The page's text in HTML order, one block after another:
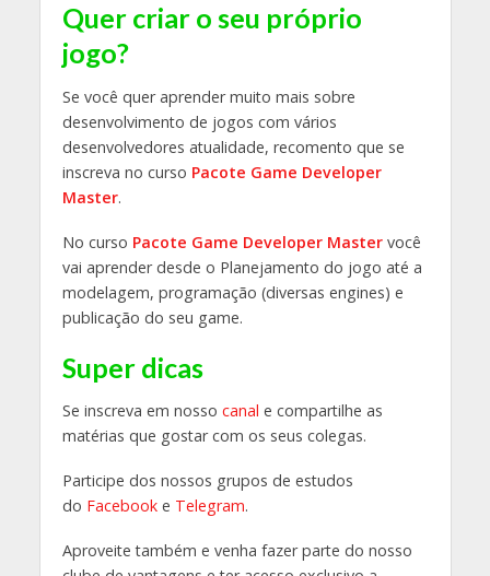
Quer criar o seu próprio
jogo?
Se você quer aprender muito mais sobre
desenvolvimento de jogos com vários
desenvolvedores atualidade, recomento que se
inscreva no curso Pacote Game Developer
Master.
No curso Pacote Game Developer Mastervocê
vai aprender desde o Planejamento do jogo até a
modelagem, programação (diversas engines) e
publicação do seu game.
Super dicas
Se inscreva em nosso canal e compartilhe as
matérias que gostar com os seus colegas.
Participe dos nossos grupos de estudos
do Facebooke Telegram.
Aproveite também e venha fazer parte do nosso